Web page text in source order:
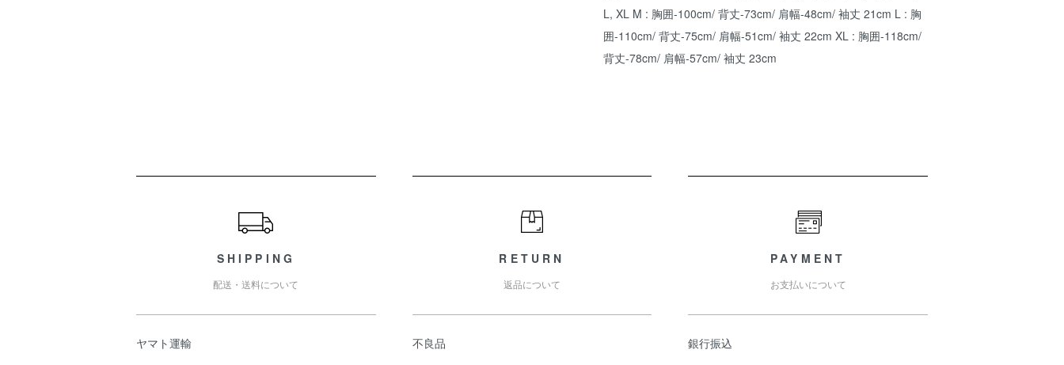
L, XL M : 胸囲-100cm/ 背丈-73cm/ 肩幅-48cm/ 袖丈 21cm L : 胸
囲-110cm/ 背丈-75cm/ 肩幅-51cm/ 袖丈 22cm XL : 胸囲-118cm/
背丈-78cm/ 肩幅-57cm/ 袖丈 23cm
SHIPPING
配送・送料について
ヤマト運輸
RETURN
返品について
不良品
PAYMENT
お支払いについて
銀行振込